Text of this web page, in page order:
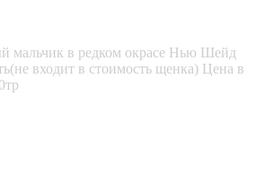
мальчик в редком окрасе Нью Шейд
входит в стоимость щенка) Цена в